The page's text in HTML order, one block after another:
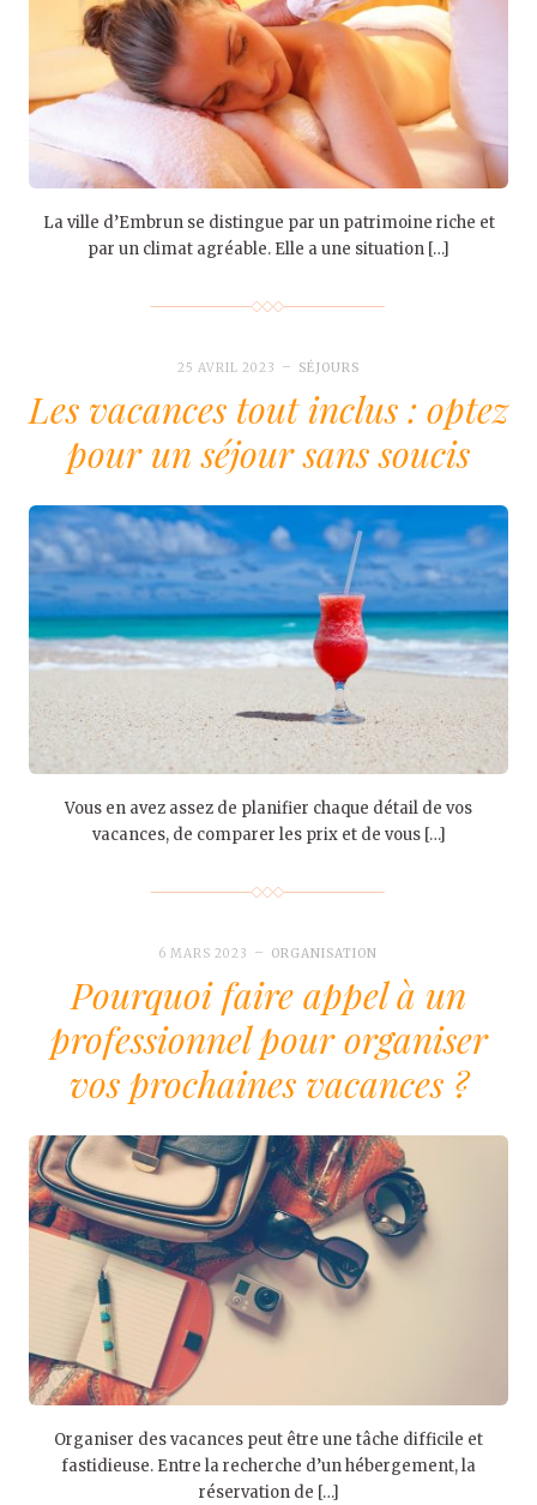
La ville d’Embrun se distingue par un patrimoine riche et
par un climat agréable. Elle a une situation […]
25 AVRIL 2023 SÉJOURS
Les vacances tout inclus : optez
pour un séjour sans soucis
Vous en avez assez de planifier chaque détail de vos
vacances, de comparer les prix et de vous […]
6 MARS 2023 ORGANISATION
Pourquoi faire appel à un
professionnel pour organiser
vos prochaines vacances ?
Organiser des vacances peut être une tâche difficile et
fastidieuse. Entre la recherche d’un hébergement, la
réservation de […]